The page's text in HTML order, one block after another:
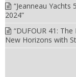
“Jeanneau Yachts
2024”
“DUFOUR 41:
New Horizons with